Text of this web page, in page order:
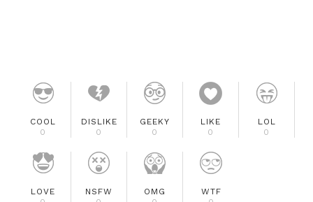
COOL
0
DISLIKE
0
GEEKY
0
LIKE
0
LOL
0
LOVE
NSFW
OMG
WTF